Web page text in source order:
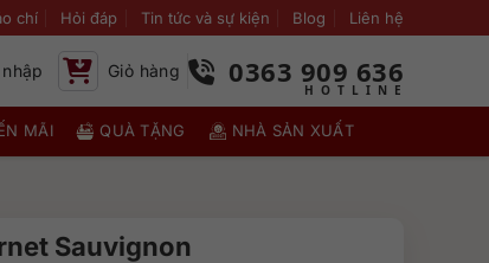
chí Hỏi đáp Tin tức và sự kiện Blog Liên hệ
Giỏ hàng 0363 909 636
MÃI QUÀ TẶNG NHÀ SẢN XUẤT
Sauvignon